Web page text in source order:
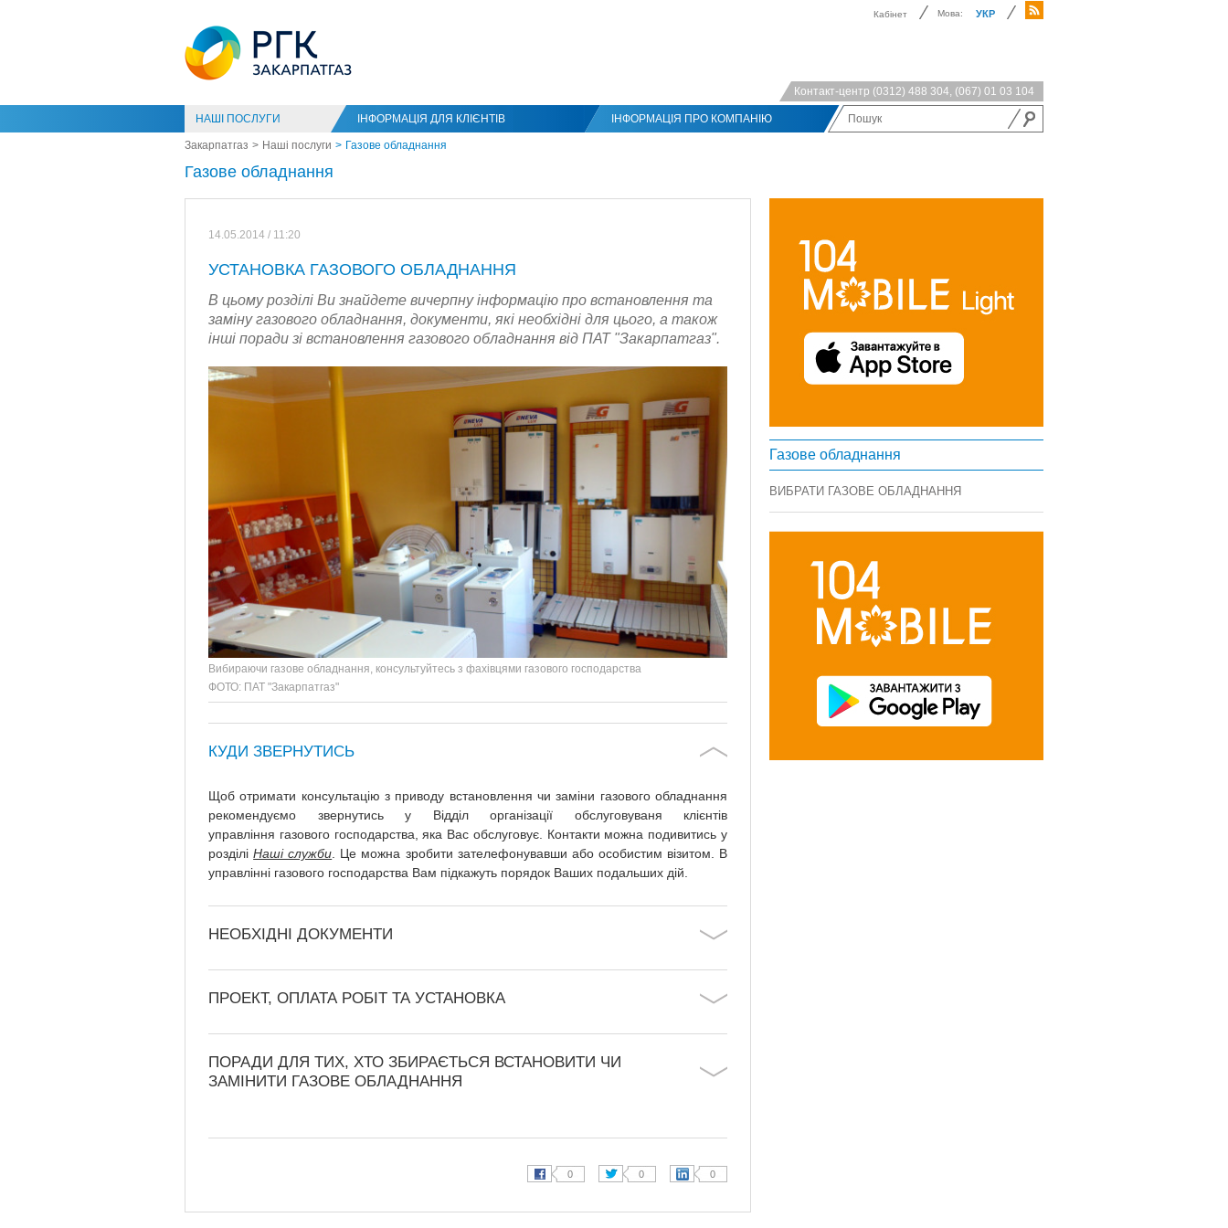
Кабінет Мова: УКР
Контакт-центр (0312) 488 304, (067) 01 03 104
НАШІ ПОСЛУГИ ІНФОРМАЦІЯ ДЛЯ КЛІЄНТІВ ІНФОРМАЦІЯ ПРО КОМПАНІЮ
Закарпатгаз Наші послуги Газове обладнання
Газове обладнання
14.05.2014 / 11:20
УСТАНОВКА ГАЗОВОГО ОБЛАДНАННЯ
В цьому розділі Ви знайдете вичерпну інформацію про встановлення та
заміну газового обладнання, документи, які необхідні для цього, а також
інші поради зі встановлення газового обладнання від ПАТ "Закарпатгаз".
Вибираючи газове обладнання, консультуйтесь з фахівцями газового господарства
ФОТО: ПАТ "Закарпатгаз"
КУДИ ЗВЕРНУТИСЬ
Щоб отримати консультацію з приводу встановлення чи заміни газового обладнання
рекомендуємо звернутись у Відділ організації обслуговуваня клієнтів
управління газового господарства, яка Вас обслуговує. Контакти можна подивитись у
розділіНаші служби . Це можна зробити зателефонувавши або особистим візитом. В
управлінні газового господарства Вам підкажуть порядок Ваших подальших дій.
НЕОБХІДНІ ДОКУМЕНТИ
ПРОЕКТ, ОПЛАТА РОБІТ ТА УСТАНОВКА
ПОРАДИ ДЛЯ ТИХ, ХТО ЗБИРАЄТЬСЯ ВСТАНОВИТИ ЧИ
ЗАМІНИТИ ГАЗОВЕ ОБЛАДНАННЯ
Газове обладнання
ВИБРАТИ ГАЗОВЕ ОБЛАДНАННЯ